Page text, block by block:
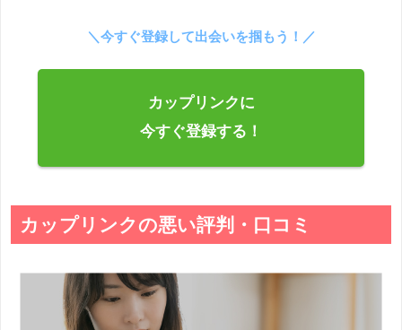
＼今すぐ登録して出会いを掴もう！／
カップリンクに
今すぐ登録する！
カップリンクの悪い評判・口コミ